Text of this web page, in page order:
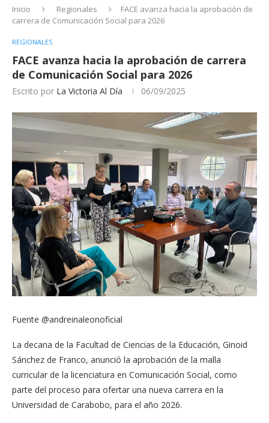
Inicio Regionales
FACE avanza hacia la aprobación de
carrera de Comunicación Social para 2026
REGIONALES
FACE avanza hacia la aprobación de carrera
de Comunicación Social para 2026
Escrito por La Victoria Al Día 06/09/2025
Fuente @andreinaleonoficial
La decana de la Facultad de Ciencias de la Educación, Ginoid
Sánchez de Franco, anunció la aprobación de la malla
curricular de la licenciatura en Comunicación Social, como
parte del proceso para ofertar una nueva carrera en la
Universidad de Carabobo, para el año 2026.